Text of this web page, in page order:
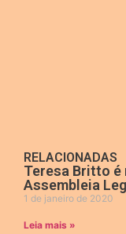
RELACIONADAS
Teresa Britto
Assembleia
1 de janeiro de 2020
Leia mais »